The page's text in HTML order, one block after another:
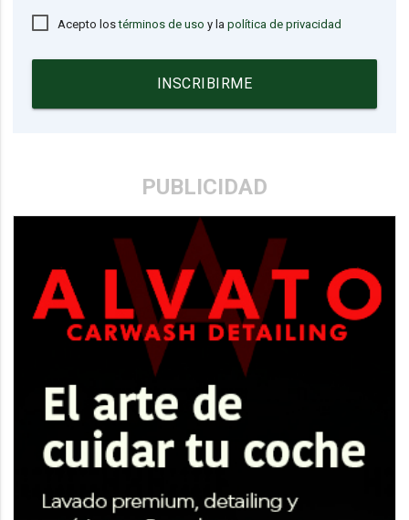
Acepto lostérminos de uso y lapolítica de privacidad
INSCRIBIRME
PUBLICIDAD